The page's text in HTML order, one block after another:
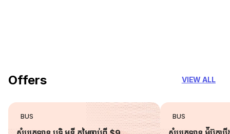
Offers VIEW ALL
BUS BUS